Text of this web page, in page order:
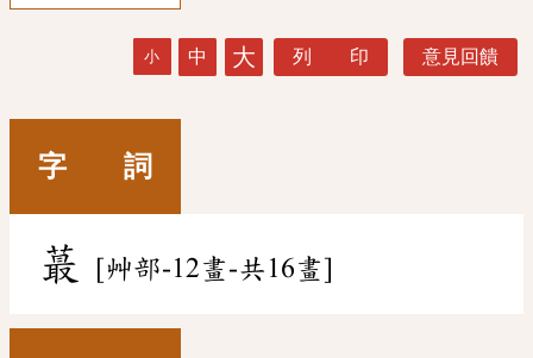
小 中 大 列 印 意見回饋
字 詞
蕞 [艸部-12畫-共16畫]